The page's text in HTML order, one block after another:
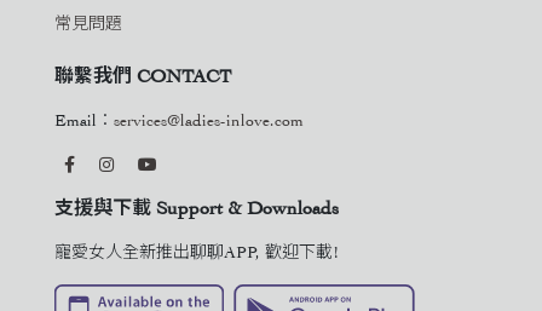
常見問題
聯繫我們 CONTACT
Email： services@ladies-inlove.com
支援與下載 Support & Downloads
寵愛女人全新推出聊聊APP, 歡迎下載!